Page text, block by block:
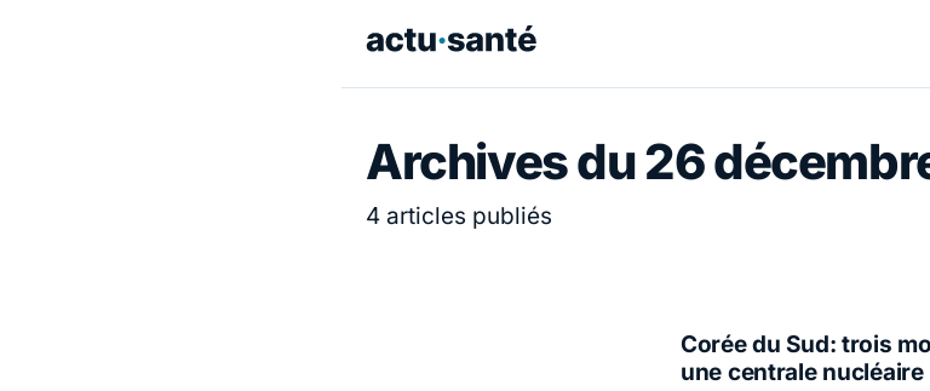
Archives du 26
4 articles publiés
Corée du Sud: trois
une centrale nucléaire